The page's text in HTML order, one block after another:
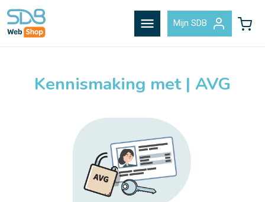
menu Mijn SDB
Kennismaking met | AVG